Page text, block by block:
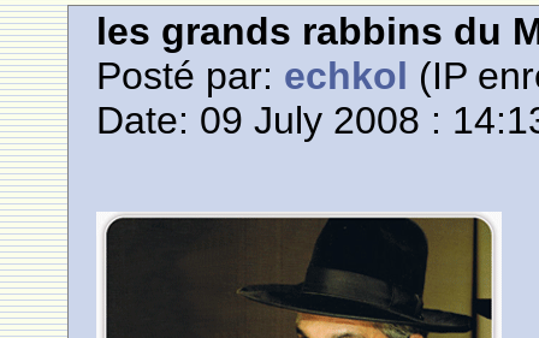
les grands rabbins du
Posté par: echkol (IP
Date: 09 July 2008 :